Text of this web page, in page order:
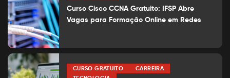
Curso Cisco CCNA Gratuito: IFSP Abre
Vagas para Formação Online em Redes
CURSO GRATUITO
CARREIRA